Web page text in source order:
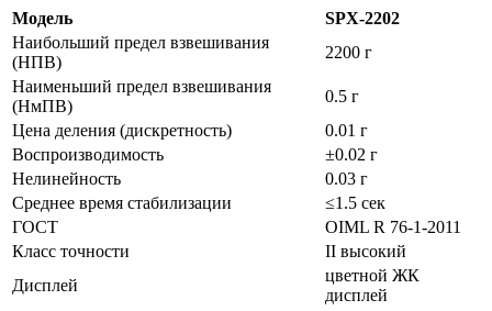
Модель
SPX-2202
Наибольший предел взвешивания
(НПВ)
2200 г
Наименьший предел взвешивания
(НмПВ)
0.5 г
Цена деления (дискретность)
0.01 г
Воспроизводимость
±0.02 г
Нелинейность
0.03 г
Среднее время стабилизации
≤1.5 сек
ГОСТ
OIML R 76-1-2011
Класс точности
II высокий
Дисплей
цветной ЖК
дисплей